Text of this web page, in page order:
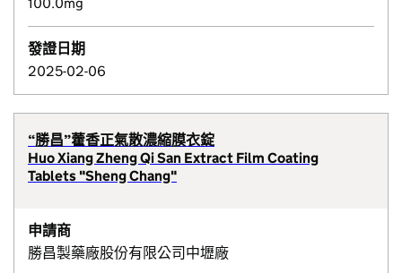
發證日期
2025-02-06
“勝昌”藿香正氣散濃縮膜衣錠
Huo Xiang Zheng Qi San Extract Film Coating
Tablets "Sheng Chang"
申請商
勝昌製藥廠股份有限公司中壢廠